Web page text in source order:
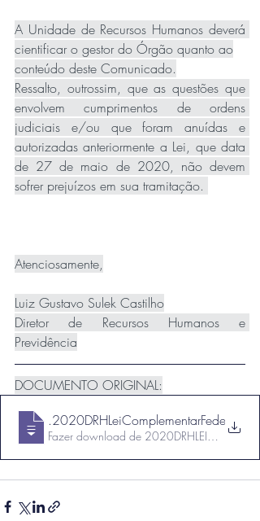
A Unidade de Recursos Humanos deverá
cientificar o gestor do Órgão quanto ao
conteúdo deste Comunicado.
Ressalto, outrossim, que as questões que
envolvem cumprimentos de ordens
judiciais e/ou que foram anuídas e
autorizadas anteriormente a Lei, que data
de 27 de maio de 2020, não devem
sofrer prejuízos em sua tramitação.
Atenciosamente,
Luiz Gustavo Sulek Castilho
Diretor de Recursos Humanos e
Previdência
DOCUMENTO ORIGINAL:
COMUNICADO029
.2020DRHLeiComplementarFede
Fazer download de